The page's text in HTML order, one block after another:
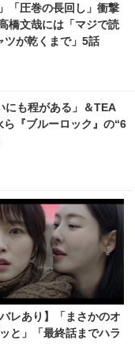
「圧巻の長回し」衝撃
橋文哉には「マジで読
ツが乾くまで」5話
にも程がある」＆TEA
『ブルーロック』の“6
バレあり】「まさかのオ
と」「最終話までハラ